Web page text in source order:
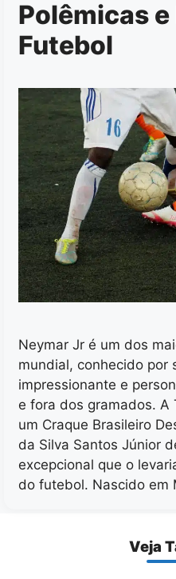
Polêmicas
Futebol
Neymar Jr é um dos
mundial, conhecido por
impressionante e
e fora dos gramados. A
um Craque Brasileiro
da Silva Santos Júnior
excepcional que o
do futebol. Nascido em
Veja